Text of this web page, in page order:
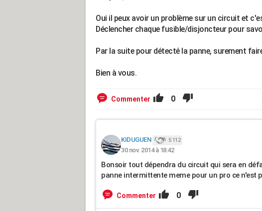
Oui il peux avoir un problème sur un circuit et
Déclencher chaque fusible/disjoncteur pour
Par la suite pour détecté la panne, surement
Bien à vous.
Commenter 0
KIDUGUEN 5 112
30 nov. 2014 à 18:42
Bonsoir tout dépendra du circuit qui sera en
panne intermittente meme pour un pro ce n'est
Commenter 0